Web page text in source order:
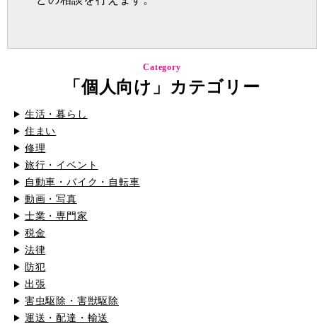
Category
「個人向け」カテゴリー
生活・暮らし
住まい
修理
旅行・イベント
自動車・バイク・自転車
動画・写真
士業・専門家
税金
法律
防犯
出張
害虫駆除・害獣駆除
運送・配達・輸送